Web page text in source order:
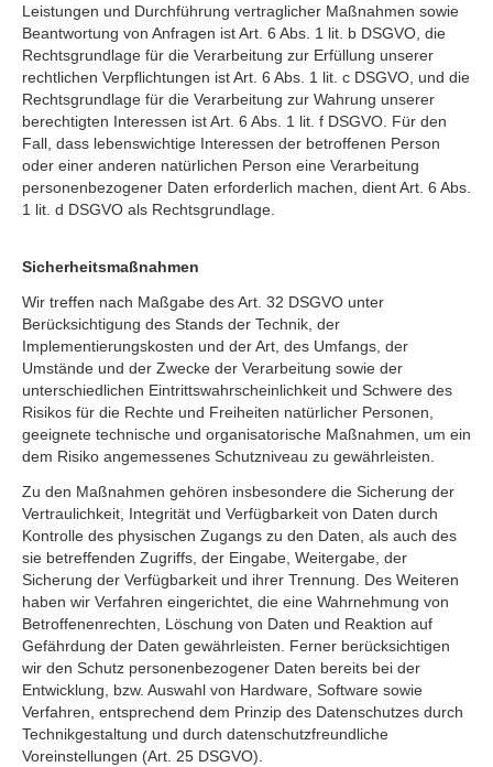
Leistungen und Durchführung vertraglicher Maßnahmen sowie
Beantwortung von Anfragen ist Art. 6 Abs. 1 lit. b DSGVO, die
Rechtsgrundlage für die Verarbeitung zur Erfüllung unserer
rechtlichen Verpflichtungen ist Art. 6 Abs. 1 lit. c DSGVO, und die
Rechtsgrundlage für die Verarbeitung zur Wahrung unserer
berechtigten Interessen ist Art. 6 Abs. 1 lit. f DSGVO. Für den
Fall, dass lebenswichtige Interessen der betroffenen Person
oder einer anderen natürlichen Person eine Verarbeitung
personenbezogener Daten erforderlich machen, dient Art. 6 Abs.
1 lit. d DSGVO als Rechtsgrundlage.
Sicherheitsmaßnahmen
Wir treffen nach Maßgabe des Art. 32 DSGVO unter
Berücksichtigung des Stands der Technik, der
Implementierungskosten und der Art, des Umfangs, der
Umstände und der Zwecke der Verarbeitung sowie der
unterschiedlichen Eintrittswahrscheinlichkeit und Schwere des
Risikos für die Rechte und Freiheiten natürlicher Personen,
geeignete technische und organisatorische Maßnahmen, um ein
dem Risiko angemessenes Schutzniveau zu gewährleisten.
Zu den Maßnahmen gehören insbesondere die Sicherung der
Vertraulichkeit, Integrität und Verfügbarkeit von Daten durch
Kontrolle des physischen Zugangs zu den Daten, als auch des
sie betreffenden Zugriffs, der Eingabe, Weitergabe, der
Sicherung der Verfügbarkeit und ihrer Trennung. Des Weiteren
haben wir Verfahren eingerichtet, die eine Wahrnehmung von
Betroffenenrechten, Löschung von Daten und Reaktion auf
Gefährdung der Daten gewährleisten. Ferner berücksichtigen
wir den Schutz personenbezogener Daten bereits bei der
Entwicklung, bzw. Auswahl von Hardware, Software sowie
Verfahren, entsprechend dem Prinzip des Datenschutzes durch
Technikgestaltung und durch datenschutzfreundliche
Voreinstellungen (Art. 25 DSGVO).